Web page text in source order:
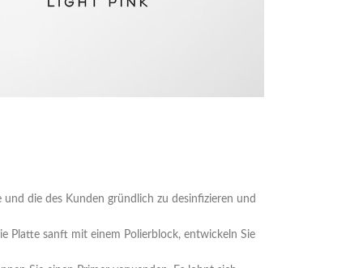
die des Kunden gründlich zu desinfizieren und
Platte sanft mit einem Polierblock, entwickeln Sie